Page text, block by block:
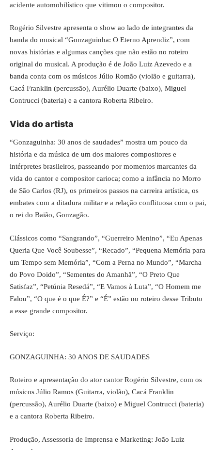
acidente automobilístico que vitimou o compositor.
Rogério Silvestre apresenta o show ao lado de integrantes da
banda do musical “Gonzaguinha: O Eterno Aprendiz”, com
novas histórias e algumas canções que não estão no roteiro
original do musical. A produção é de João Luiz Azevedo e a
banda conta com os músicos Júlio Romão (violão e guitarra),
Cacá Franklin (percussão), Aurélio Duarte (baixo), Miguel
Contrucci (bateria) e a cantora Roberta Ribeiro.
Vida do artista
“Gonzaguinha: 30 anos de saudades” mostra um pouco da
história e da música de um dos maiores compositores e
intérpretes brasileiros, passeando por momentos marcantes da
vida do cantor e compositor carioca; como a infância no Morro
de São Carlos (RJ), os primeiros passos na carreira artística, os
embates com a ditadura militar e a relação conflituosa com o pai,
o rei do Baião, Gonzagão.
Clássicos como “Sangrando”, “Guerreiro Menino”, “Eu Apenas
Queria Que Você Soubesse”, “Recado”, “Pequena Memória para
um Tempo sem Memória”, “Com a Perna no Mundo”, “Marcha
do Povo Doido”, “Sementes do Amanhã”, “O Preto Que
Satisfaz”, “Petúnia Resedá”, “E Vamos à Luta”, “O Homem me
Falou”, “O que é o que É?” e “É” estão no roteiro desse Tributo
a esse grande compositor.
Serviço:
GONZAGUINHA: 30 ANOS DE SAUDADES
Roteiro e apresentação do ator cantor Rogério Silvestre, com os
músicos Júlio Ramos (Guitarra, violão), Cacá Franklin
(percussão), Aurélio Duarte (baixo) e Miguel Contrucci (bateria)
e a cantora Roberta Ribeiro.
Produção, Assessoria de Imprensa e Marketing: João Luiz